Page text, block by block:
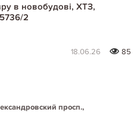
в новобудові, ХТЗ,
2
18.06.26
85
просп.,